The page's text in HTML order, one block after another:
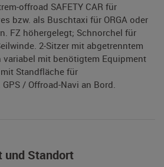
offroad SAFETY CAR für
bzw. als Buschtaxi für ORGA oder
FZ höhergelegt; Schnorchel für
2-Sitzer mit abgetrenntem
variabel mit benötigtem Equipment
Standfläche für
/ Offroad-Navi an Bord.
und Standort